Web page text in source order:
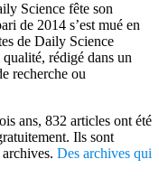
Science fête son
de 2014 s’est mué en
de Daily Science
rédigé dans un
recherche ou
ans, 832 articles ont été
Ils sont
Des archives qui